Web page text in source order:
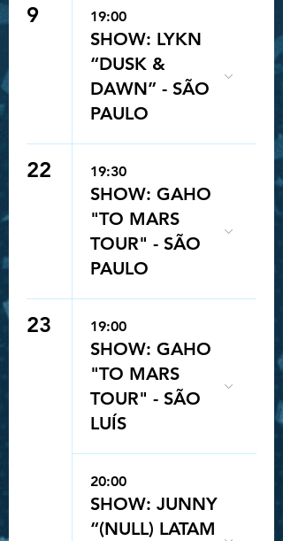
9 19:00
SHOW: LYKN
“DUSK &
DAWN” - SÃO
PAULO
22 19:30
SHOW: GAHO
"TO MARS
TOUR" - SÃO
PAULO
23 19:00
SHOW: GAHO
"TO MARS
TOUR" - SÃO
LUÍS
20:00
SHOW: JUNNY
“(NULL) LATAM